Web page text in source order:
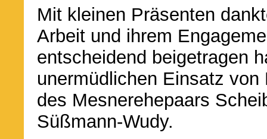
Mit kleinen Präsenten
Arbeit und ihrem
entscheidend beigetragen
unermüdlichen Einsatz
des Mesnerehepaars
Süßmann-Wudy.